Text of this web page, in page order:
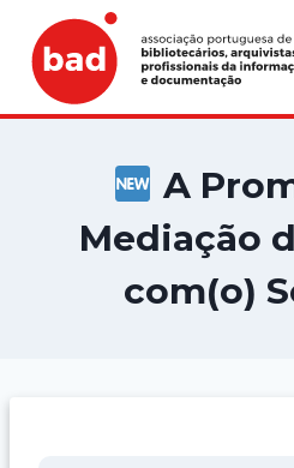
content
A
Mediação
com(o)